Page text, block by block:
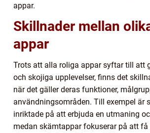
appar.
Skillnader mellan
appar
Trots att alla roliga appar syftar till att
och skojiga upplevelser, finns det
när det gäller deras funktioner,
användningsområden. Till exempel är
inriktade på att erbjuda en utmaning
medan skämtappar fokuserar på att